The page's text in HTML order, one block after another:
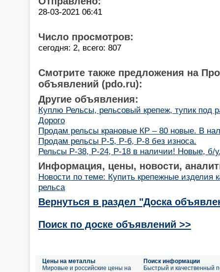
28-03-2021 06:41
Число просмотров:
сегодня: 2, всего: 807
Смотрите также предложения на
объявлений (pdo.ru):
Другие объявления:
Куплю Рельсы, рельсовый крепеж, тупик
Дорого
Продам рельсы крановые КР – 80 новые. В
Продам рельсы Р-5, Р-6, Р-8 без износа.
Рельсы Р-38, Р-24, Р-18 в наличии! Новые, б/
Информация, цены, новости,
Новости по теме: Купить крепежные изделия
рельса
Вернуться в раздел "Доска
Поиск по доске объявлений >>
Цены на металлы
Мировые и российские цены на
Поиск информации
Быстрый и качественный